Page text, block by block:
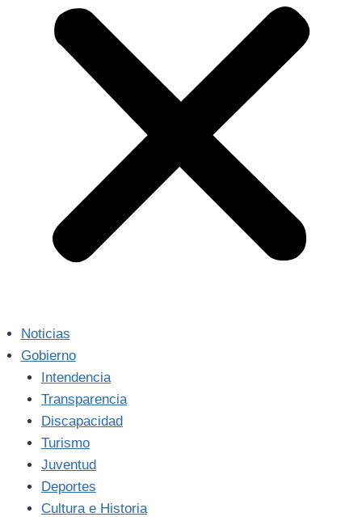
Noticias
Gobierno
Intendencia
Transparencia
Discapacidad
Turismo
Juventud
Deportes
Cultura e Historia